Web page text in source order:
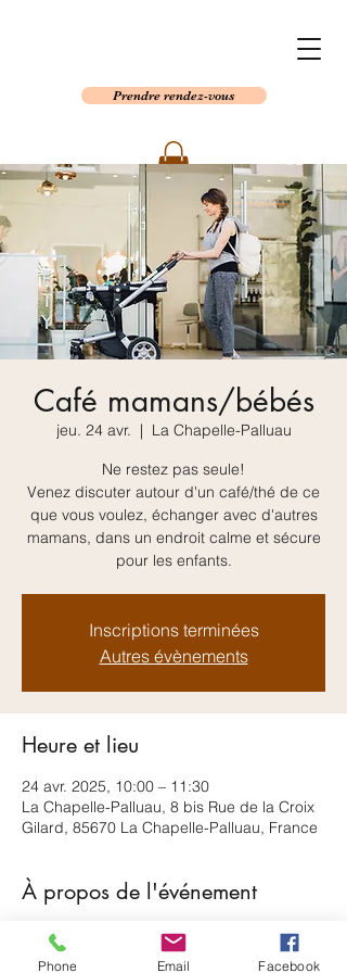
Prendre rendez-vous
Café mamans/bébés
jeu. 24 avr.
  |
La Chapelle-Palluau
Ne restez pas seule!
Venez discuter autour d'un café/thé de ce
que vous voulez, échanger avec d'autres
mamans, dans un endroit calme et sécure
pour les enfants.
Inscriptions terminées
Autres évènements
Heure et lieu
24 avr. 2025, 10:00 – 11:30
La Chapelle-Palluau, 8 bis Rue de la Croix
Gilard, 85670 La Chapelle-Palluau, France
À propos de l'événement
Un moment unique pour partager avec
une Doula, poser des questions sur un
Phone Email Facebook